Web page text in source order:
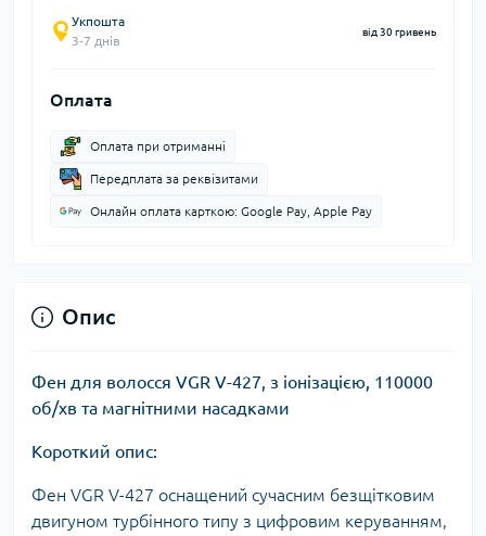
Укпошта
3-7 днів
від 30 гривень
Оплата
Оплата при отриманні
Передплата за реквізитами
Онлайн оплата карткою: Google Pay, Apple Pay
Опис
Фен для волосся VGR V-427, з іонізацією, 110000
об/хв та магнітними насадками
Короткий опис:
Фен VGR V-427 оснащений сучасним безщітковим
двигуном турбінного типу з цифровим керуванням,